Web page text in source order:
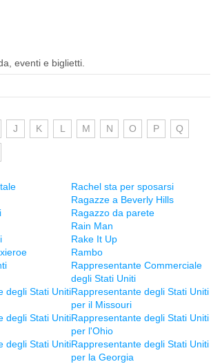
eventi e biglietti.
J K L M N O P Q
Rachel sta per sposarsi
Ragazze a Beverly Hills
Ragazzo da parete
Rain Man
Rake It Up
Rambo
Rappresentante Commerciale
degli Stati Uniti
degli Stati UnitiRappresentante degli Stati Uniti
per il Missouri
degli Stati UnitiRappresentante degli Stati Uniti
per l'Ohio
degli Stati UnitiRappresentante degli Stati Uniti
per la Georgia